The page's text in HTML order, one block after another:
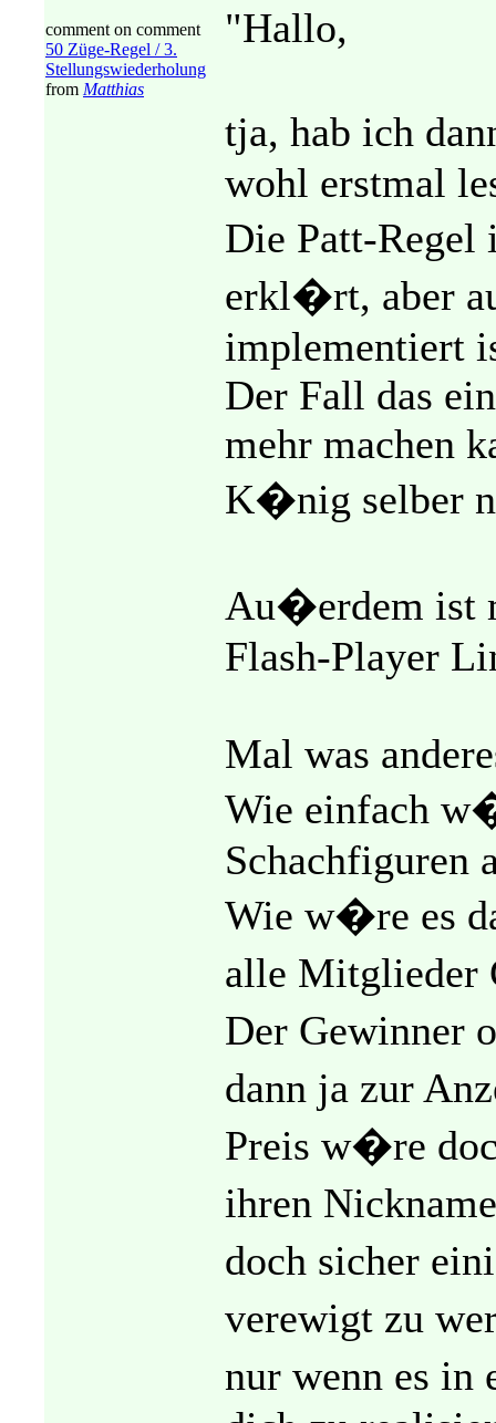
comment on comment
50 Züge-Regel / 3.
Stellungswiederholung
from Matthias
"Hallo,
tja, hab ich
wohl erstmal
Die Patt-
erkl�rt, aber
implementiert
Der Fall das
mehr machen
K�nig selber
Au�erdem ist
Flash-Player
Mal was
Wie einfach
Schachfiguren
Wie w�re es
alle Mitglieder
Der Gewinner
dann ja zur
Preis w�re
ihren
doch sicher
verewigt zu
nur wenn es